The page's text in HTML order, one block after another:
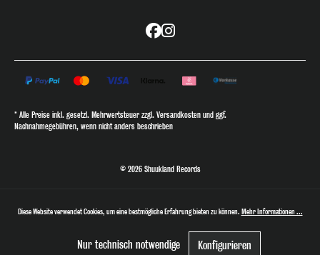
© 2026 Shuukland Records
* Alle Preise inkl. gesetzl. Mehrwertsteuer zzgl. Versandkosten und ggf.
Nachnahmegebühren, wenn nicht anders beschrieben
Diese Website verwendet Cookies, um eine bestmögliche Erfahrung bieten zu können. Mehr Informationen ...
Nur technisch notwendige Konfigurieren